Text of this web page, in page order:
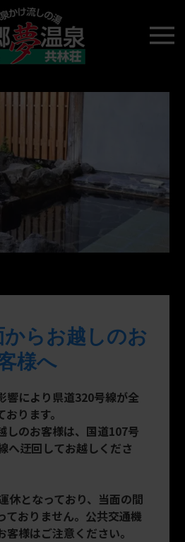
らお越しのお
様へ
響により県道320号線が全
ります。
しのお客様は、国道107号
へ迂回してお越しくださ
休となっており、当面の間
ておりません。公共交通機
様はご注意ください。